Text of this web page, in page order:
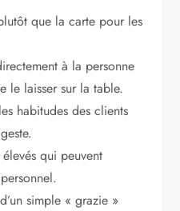
que la carte pour les
à la personne
le laisser sur la table.
habitudes des clients
qui peuvent
simple « grazie »